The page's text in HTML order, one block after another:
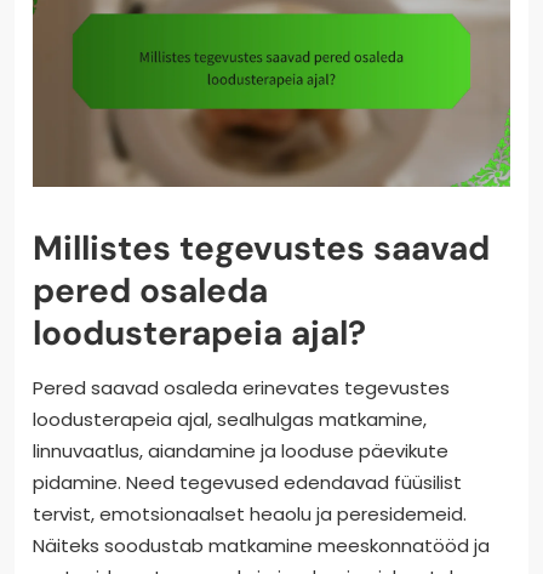
Millistes tegevustes saavad
pered osaleda
loodusterapeia ajal?
Pered saavad osaleda erinevates tegevustes
loodusterapeia ajal, sealhulgas matkamine,
linnuvaatlus, aiandamine ja looduse päevikute
pidamine. Need tegevused edendavad füüsilist
tervist, emotsionaalset heaolu ja peresidemeid.
Näiteks soodustab matkamine meeskonnatööd ja